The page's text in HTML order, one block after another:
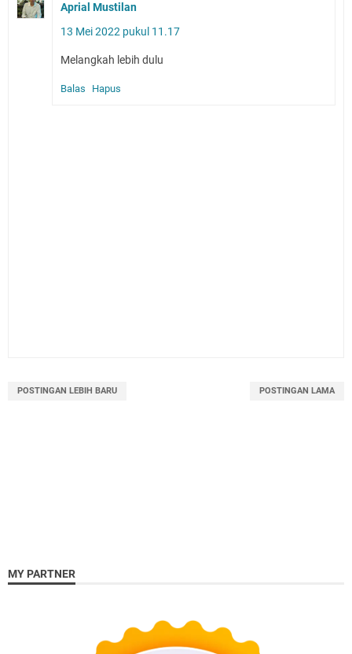
Aprial Mustilan
13 Mei 2022 pukul 11.17
Melangkah lebih dulu
Balas Hapus
POSTINGAN LEBIH BARU POSTINGAN LAMA
MY PARTNER